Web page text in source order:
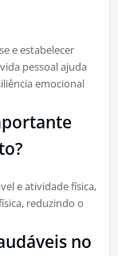
e estabelecer
pessoal ajuda
emocional
e atividade física,
reduzindo o
no